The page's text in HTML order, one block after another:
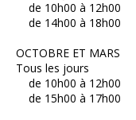
de 10h00 à 12h00
de 14h00 à 18h00
OCTOBRE ET MARS
Tous les jours
de 10h00 à 12h00
de 15h00 à 17h00